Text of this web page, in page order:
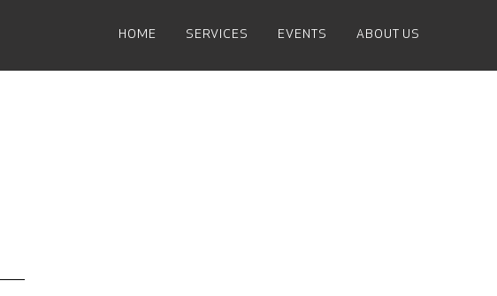
HOME SERVICES EVENTS ABOUT US